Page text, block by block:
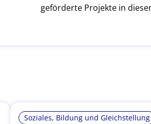
geförderte Projekte in
Soziales, Bildung und Gleichstellung